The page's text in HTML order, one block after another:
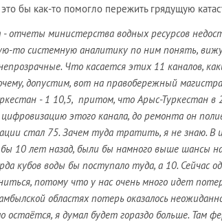
бы как-то помогло пережить грядущую
отчеты министерства водных ресурсов
то системную аналитику по ним понять,
Что касается этих 11 каналов,
допустим, вот на правобережный
- 1 10,5, притом, что Арыс-Туркестан в
этого канала, до ремонта он
стал 75. Зачем туда тратить, я не знаю. В
10 лет назад, были бы намного выше шансы на
кубов воды бы поступало туда, а 10. Сейчас
потому что у нас очень много идет
областях потерь оказалось
остаётся, я думал будет гораздо больше. Там